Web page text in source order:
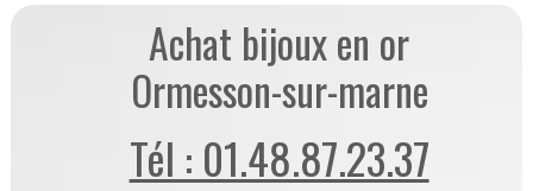
Achat bijoux en or
Ormesson-sur-marne
Tél : 01.48.87.23.37